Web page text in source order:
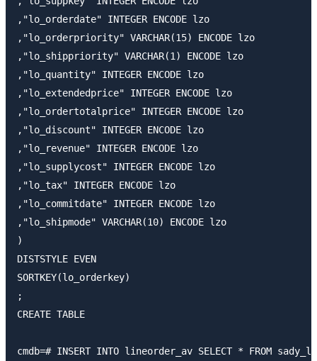
,"lo_orderdate" INTEGER ENCODE lzo
,"lo_orderpriority" VARCHAR(15) ENCODE lzo
,"lo_shippriority" VARCHAR(1) ENCODE lzo
,"lo_quantity" INTEGER ENCODE lzo
,"lo_extendedprice" INTEGER ENCODE lzo
,"lo_ordertotalprice" INTEGER ENCODE lzo
,"lo_discount" INTEGER ENCODE lzo
,"lo_revenue" INTEGER ENCODE lzo
,"lo_supplycost" INTEGER ENCODE lzo
,"lo_tax" INTEGER ENCODE lzo
,"lo_commitdate" INTEGER ENCODE lzo
,"lo_shipmode" VARCHAR(10) ENCODE lzo
)
DISTSTYLE EVEN
SORTKEY(lo_orderkey)
;
CREATE TABLE
cmdb=# INSERT INTO lineorder_av SELECT * FROM